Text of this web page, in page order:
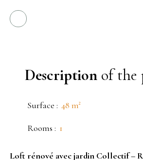
Description of the
Surface : 48 m²
Rooms : 1
Loft rénové avec jardin Collectif –